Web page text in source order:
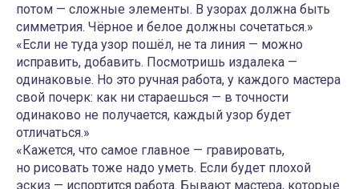
потом — сложные элементы. В узорах должна быть
симметрия. Чёрное и белое должны сочетаться.»
«Если не туда узор пошёл, не та линия — можно
исправить, добавить. Посмотришь издалека —
одинаковые. Но это ручная работа, у каждого мастера
свой почерк: как ни стараешься — в точности
одинаково не получается, каждый узор будет
отличаться.»
«Кажется, что самое главное — гравировать,
но рисовать тоже надо уметь. Если будет плохой
эскиз — испортится работа. Бывают мастера, которые